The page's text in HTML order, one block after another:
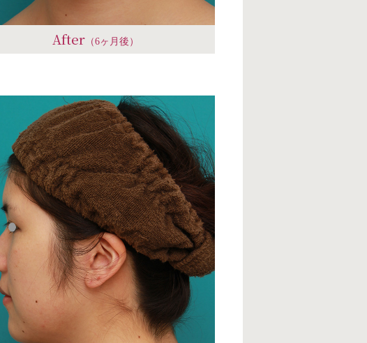
After（6ヶ月後）